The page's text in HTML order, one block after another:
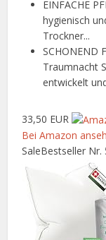
EINFACHE
hygienisch
Trockner...
SCHONEND
Traumnacht
entwickelt
33,50 EUR
Bei Amazon
SaleBestseller Nr.